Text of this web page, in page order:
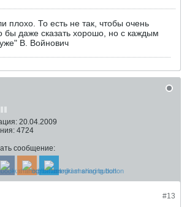
плохо. То есть не так, чтобы очень
даже сказать хорошо, но с каждым
В. Войнович
20.04.2009
4724
сообщение:
#13